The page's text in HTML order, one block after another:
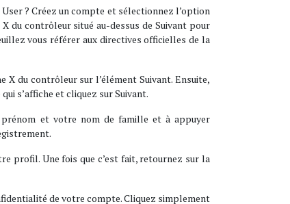
? Créez un compte et sélectionnez l’option
du contrôleur situé au-dessus de Suivant pour
vous référer aux directives officielles de la
du contrôleur sur l’élément Suivant. Ensuite,
s’affiche et cliquez sur Suivant.
et votre nom de famille et à appuyer
profil. Une fois que c’est fait, retournez sur la
de votre compte. Cliquez simplement